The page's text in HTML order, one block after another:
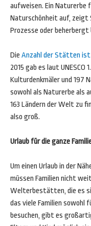
aufweisen. Ein Naturerbe
Naturschönheit auf, zeigt
Prozesse oder
Die Anzahl der Stätten
2015 gab es laut UNESCO
Kulturdenkmäler und
sowohl als Naturerbe als
163 Ländern der Welt zu
also groß.
Urlaub für die ganze
Um einen Urlaub in der
müssen Familien nicht
Welterbestätten, die es
das viele Familien sowohl
besuchen, gibt es